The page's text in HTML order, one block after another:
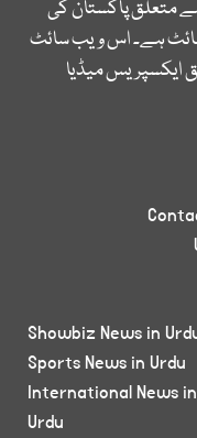
متعلق پاکستان کی
ہے۔ اس ویب سائٹ
ایکسپریس میڈیا
Showbiz News in
Sports News in Urdu
International News in
Urdu